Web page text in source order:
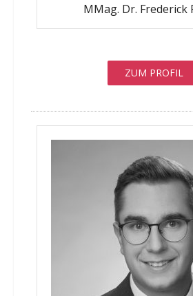
MMag. Dr. Frederick
ZUM PROFIL